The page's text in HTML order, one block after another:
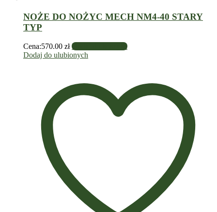
NOŻE DO NOŻYC MECH NM4-40 STARY
TYP
Cena:570.00 zł Dodaj do koszyka
Dodaj do ulubionych